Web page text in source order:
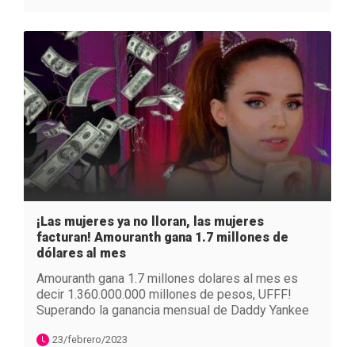
¡Las mujeres ya no lloran, las mujeres
facturan! Amouranth gana 1.7 millones de
dólares al mes
Amouranth gana 1.7 millones dolares al mes es
decir 1.360.000.000 millones de pesos, UFFF!
Superando la ganancia mensual de Daddy Yankee
23/febrero/2023